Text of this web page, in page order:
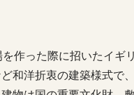
作った際に招いたイギ
和洋折衷の建築様式で